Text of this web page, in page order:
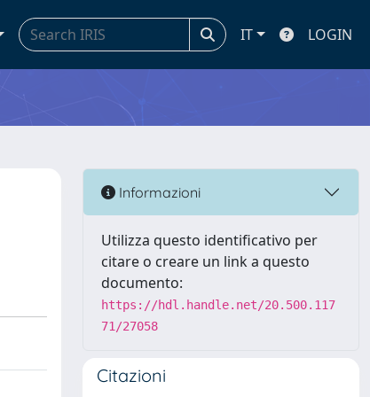
IT LOGIN
Informazioni
Utilizza questo identificativo per
citare o creare un link a questo
documento:
https://hdl.handle.net/20.500.117
71/27058
Citazioni